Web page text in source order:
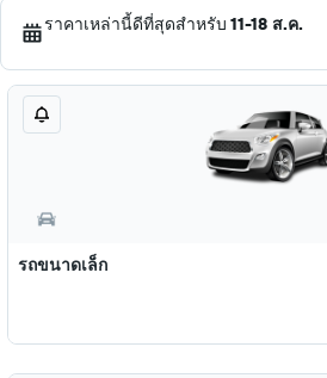
ราคาเหล่านี้ดีที่สุดสำหรับ 11-18 ส.ค.
รถขนาดเล็ก